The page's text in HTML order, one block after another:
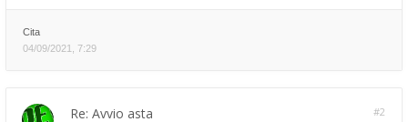
Cita
04/09/2021, 7:29
Re: Avvio asta #2